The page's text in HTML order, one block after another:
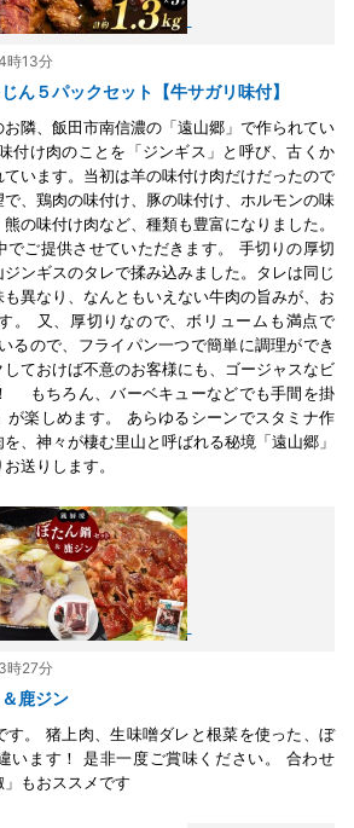
時13分
ん５パックセット【牛サガリ味付】
お隣、飯田市南信濃の「遠山郷」で作られてい
付け肉のことを「ジンギス」と呼び、古くか
います。当初は羊の味付け肉だけだったので
、鶏肉の味付け、豚の味付け、ホルモンの味
の味付け肉など、種類も豊富になりました。
でご提供させていただきます。 手切りの厚切
ンギスのタレで揉み込みました。タレは同じ
異なり、なんともいえない牛肉の旨みが、お
。 又、厚切りなので、ボリュームも満点で
るので、フライパン一つで簡単に調理ができ
しておけば不意のお客様にも、ゴージャスなビ
もちろん、バーベキューなどでも手間を掛
が楽しめます。 あらゆるシーンでスタミナ作
、神々が棲む里山と呼ばれる秘境「遠山郷」
送りします。
時27分
鹿ジン
す。 猪上肉、生味噌ダレと根菜を使った、ぼ
います！ 是非一度ご賞味ください。 合わせ
もおススメです